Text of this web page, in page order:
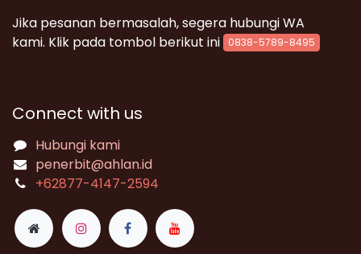
Jika pesanan bermasalah, segera hubungi WA
kami. Klik pada tombol berikut ini
0838-5789-8495
Connect with us
Hubungi kami
penerbit@ahlan.id
+62877-4147-2594